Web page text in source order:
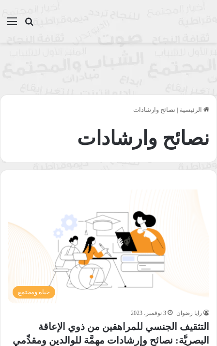
بحث
الرئيسية | نصائح وارشادات
نصائح وارشادات
حياة ومجتمع
رايا رضوان 3 نوفمبر، 2023
التثقيف الجنسي للمراهقين من ذوي الإعاقة
البصريَّة: نصائح وإرشادات مهمَّة للوالدين ومقدِّمي